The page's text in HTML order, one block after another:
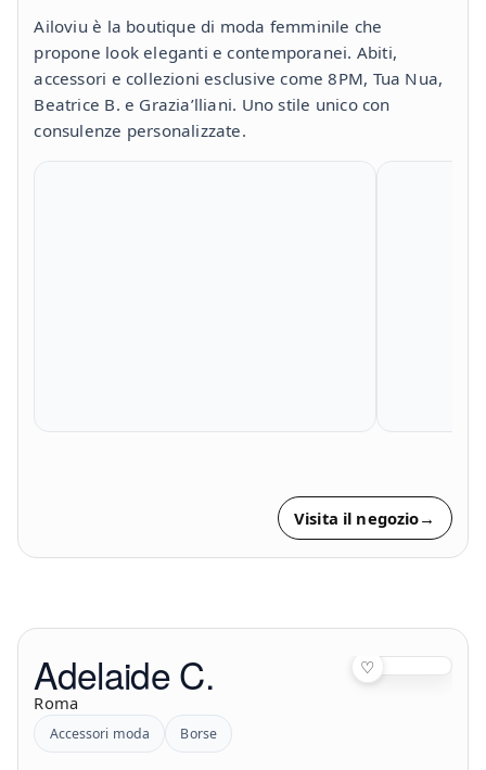
Ailoviu è la boutique di moda femminile che
propone look eleganti e contemporanei. Abiti,
accessori e collezioni esclusive come 8PM, Tua Nua,
Beatrice B. e Grazia’lliani. Uno stile unico con
consulenze personalizzate.
Visita il negozio→
Adelaide C.
Roma
♡
Accessori moda Borse